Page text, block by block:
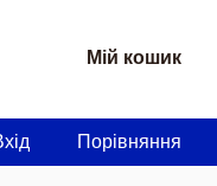
Мій кошик
Порівняння